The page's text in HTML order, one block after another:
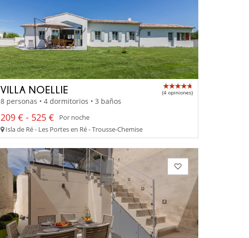
VILLA NOELLIE (4 opiniones)
8 personas • 4 dormitorios • 3 baños
209 € - 525 €
Por noche
Isla de Ré - Les Portes en Ré - Trousse-Chemise